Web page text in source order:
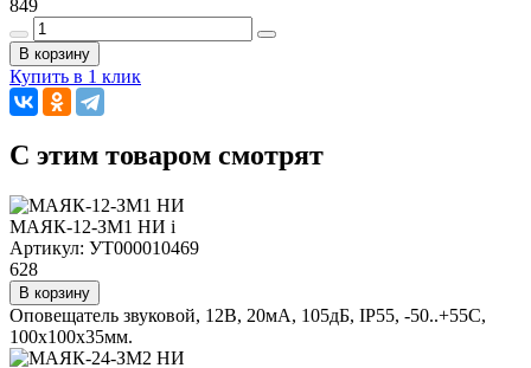
849
В корзину
Купить в 1 клик
C этим товаром смотрят
МАЯК-12-ЗМ1 НИ i
Артикул: УТ000010469
628
В корзину
Оповещатель звуковой, 12В, 20мА, 105дБ, IP55, -50..+55С,
100х100х35мм.